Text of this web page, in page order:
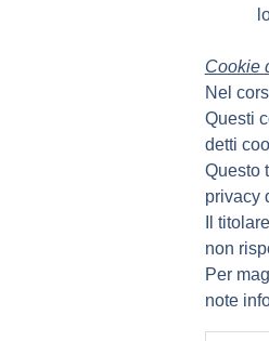
Cookie
Nel
Questi
detti
Questo
privacy
Il
non
Per
note